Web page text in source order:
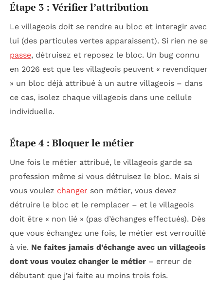
Étape 3 : Vérifier l’attribution
Le villageois doit se rendre au bloc et interagir avec
lui (des particules vertes apparaissent). Si rien ne se
passe, détruisez et reposez le bloc. Un bug connu
en 2026 est que les villageois peuvent « revendiquer
» un bloc déjà attribué à un autre villageois – dans
ce cas, isolez chaque villageois dans une cellule
individuelle.
Étape 4 : Bloquer le métier
Une fois le métier attribué, le villageois garde sa
profession même si vous détruisez le bloc. Mais si
vous voulez changer son métier, vous devez
détruire le bloc et le remplacer – et le villageois
doit être « non lié » (pas d’échanges effectués). Dès
que vous échangez une fois, le métier est verrouillé
à vie. Ne faites jamais d’échange avec un villageois
dont vous voulez changer le métier – erreur de
débutant que j’ai faite au moins trois fois.